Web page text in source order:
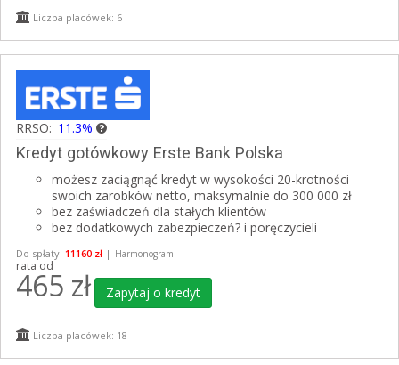
Liczba placówek: 6
RRSO: 11.3%
Kredyt gotówkowy Erste Bank Polska
możesz zaciągnąć kredyt w wysokości 20-krotności
swoich zarobków netto, maksymalnie do 300 000 zł
bez zaświadczeń dla stałych klientów
bez dodatkowych zabezpieczeń? i poręczycieli
Do spłaty: 11160 zł | Harmonogram
rata od
465 zł Zapytaj o kredyt
Liczba placówek: 18